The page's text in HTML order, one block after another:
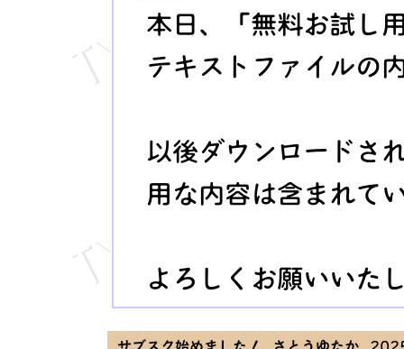
本日、「無料お試し
テキストファイルの
以後ダウンロードさ
用な内容は含まれて
よろしくお願いいた